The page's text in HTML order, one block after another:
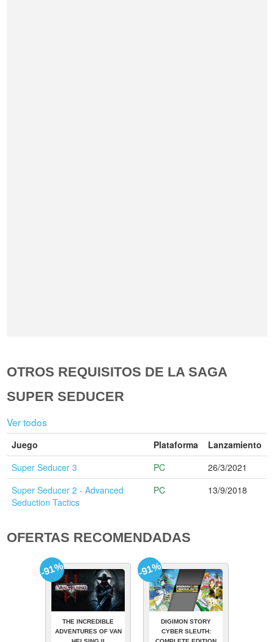
OTROS REQUISITOS DE LA SAGA
SUPER SEDUCER
Ver todos
Juego Plataforma
Lanzamiento
Super Seducer 3
PC
26/3/2021
Super Seducer 2 - Advanced
Seduction Tactics
PC 13/9/2018
OFERTAS RECOMENDADAS
THE INCREDIBLE
ADVENTURES OF VAN
-91%
DIGIMON STORY
CYBER SLEUTH:
-91%